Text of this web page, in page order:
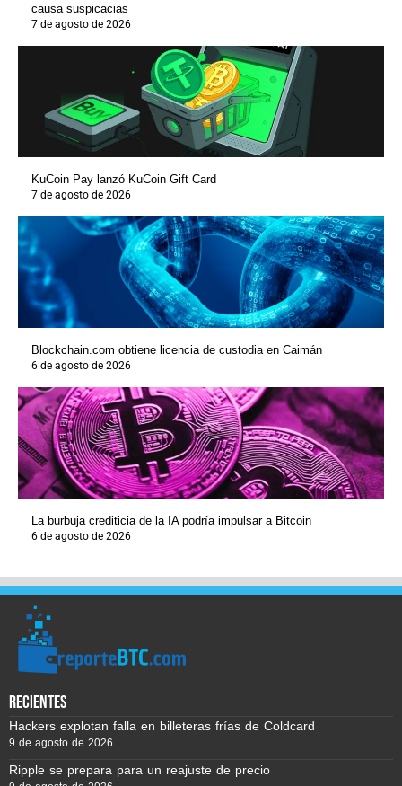
causa suspicacias
7 de agosto de 2026
KuCoin Pay lanzó KuCoin Gift Card
7 de agosto de 2026
Blockchain.com obtiene licencia de custodia en Caimán
6 de agosto de 2026
La burbuja crediticia de la IA podría impulsar a Bitcoin
6 de agosto de 2026
recientes
Hackers explotan falla en billeteras frías de Coldcard
9 de agosto de 2026
Ripple se prepara para un reajuste de precio